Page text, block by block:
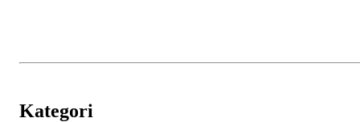
Kategori